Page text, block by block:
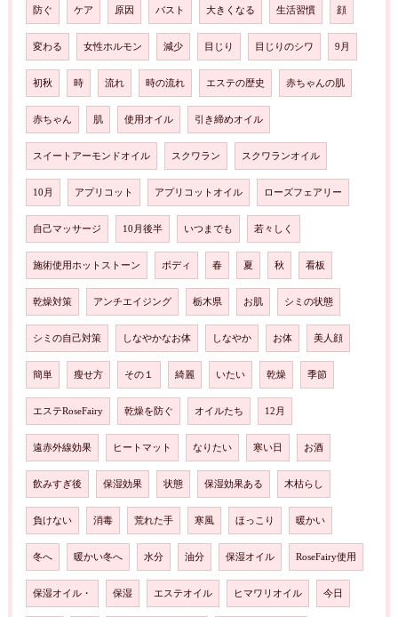
防ぐ ケア 原因 バスト 大きくなる 生活習慣 顔
変わる 女性ホルモン 減少 目じり 目じりのシワ 9月
初秋 時 流れ 時の流れ エステの歴史 赤ちゃんの肌
赤ちゃん 肌 使用オイル 引き締めオイル
スイートアーモンドオイル スクワラン スクワランオイル
10月 アプリコット アプリコットオイル ローズフェアリー
自己マッサージ 10月後半 いつまでも 若々しく
施術使用ホットストーン ボディ 春 夏 秋 看板
乾燥対策 アンチエイジング 栃木県 お肌 シミの状態
シミの自己対策 しなやかなお体 しなやか お体 美人顔
簡単 瘦せ方 その１ 綺麗 いたい 乾燥 季節
エステRoseFairy 乾燥を防ぐ オイルたち 12月
遠赤外線効果 ヒートマット なりたい 寒い日 お酒
飲みすぎ後 保湿効果 状態 保湿効果ある 木枯らし
負けない 消毒 荒れた手 寒風 ほっこり 暖かい
冬へ 暖かい冬へ 水分 油分 保湿オイル RoseFairy使用
保湿オイル・ 保湿 エステオイル ヒマワリオイル 今日